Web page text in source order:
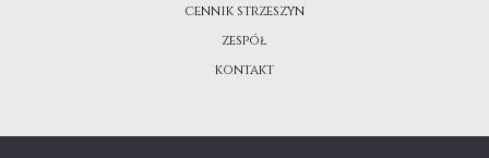
cennik strzeszyn
zespół
kontakt